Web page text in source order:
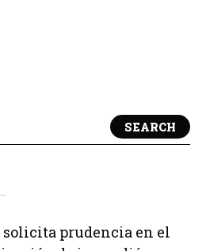
SEARCH
prudencia en el